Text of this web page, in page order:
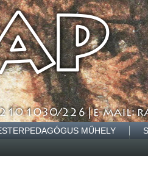
MŰHELY